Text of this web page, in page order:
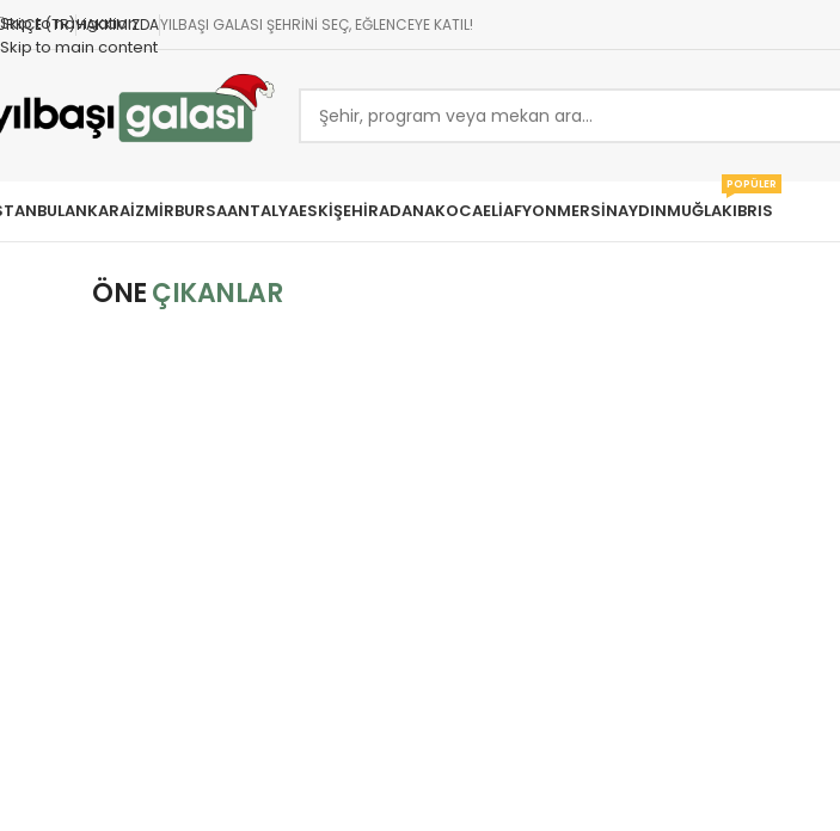
Skip to navigation
Skip to main content
(TR)HAKKIMIZDAYILBAŞI GALASI ŞEHRINI SEÇ, EĞLENCEYE KATIL!
ANKARAİZMIRBURSAANTALYAESKIŞEHIRADANAKOCAELIAFYONMERSINAYDINMUĞLAKIBRIS
POPÜLER
ÖNEÇIKANLAR